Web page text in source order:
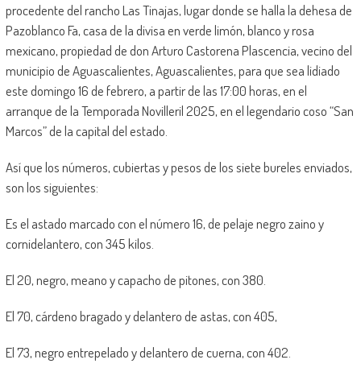
procedente del rancho Las Tinajas, lugar donde se halla la dehesa de
Pazoblanco Fa, casa de la divisa en verde limón, blanco y rosa
mexicano, propiedad de don Arturo Castorena Plascencia, vecino del
municipio de Aguascalientes, Aguascalientes, para que sea lidiado
este domingo 16 de febrero, a partir de las 17:00 horas, en el
arranque de la Temporada Novilleril 2025, en el legendario coso “San
Marcos” de la capital del estado.
Así que los números, cubiertas y pesos de los siete bureles enviados,
son los siguientes:
Es el astado marcado con el número 16, de pelaje negro zaino y
cornidelantero, con 345 kilos.
El 20, negro, meano y capacho de pitones, con 380.
El 70, cárdeno bragado y delantero de astas, con 405,
El 73, negro entrepelado y delantero de cuerna, con 402.